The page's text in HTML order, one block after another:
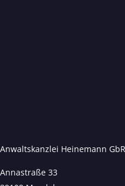
Anwaltskanzlei Heinemann GbR
Annastraße 33